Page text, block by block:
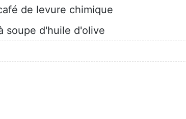
de levure chimique
soupe d'huile d'olive